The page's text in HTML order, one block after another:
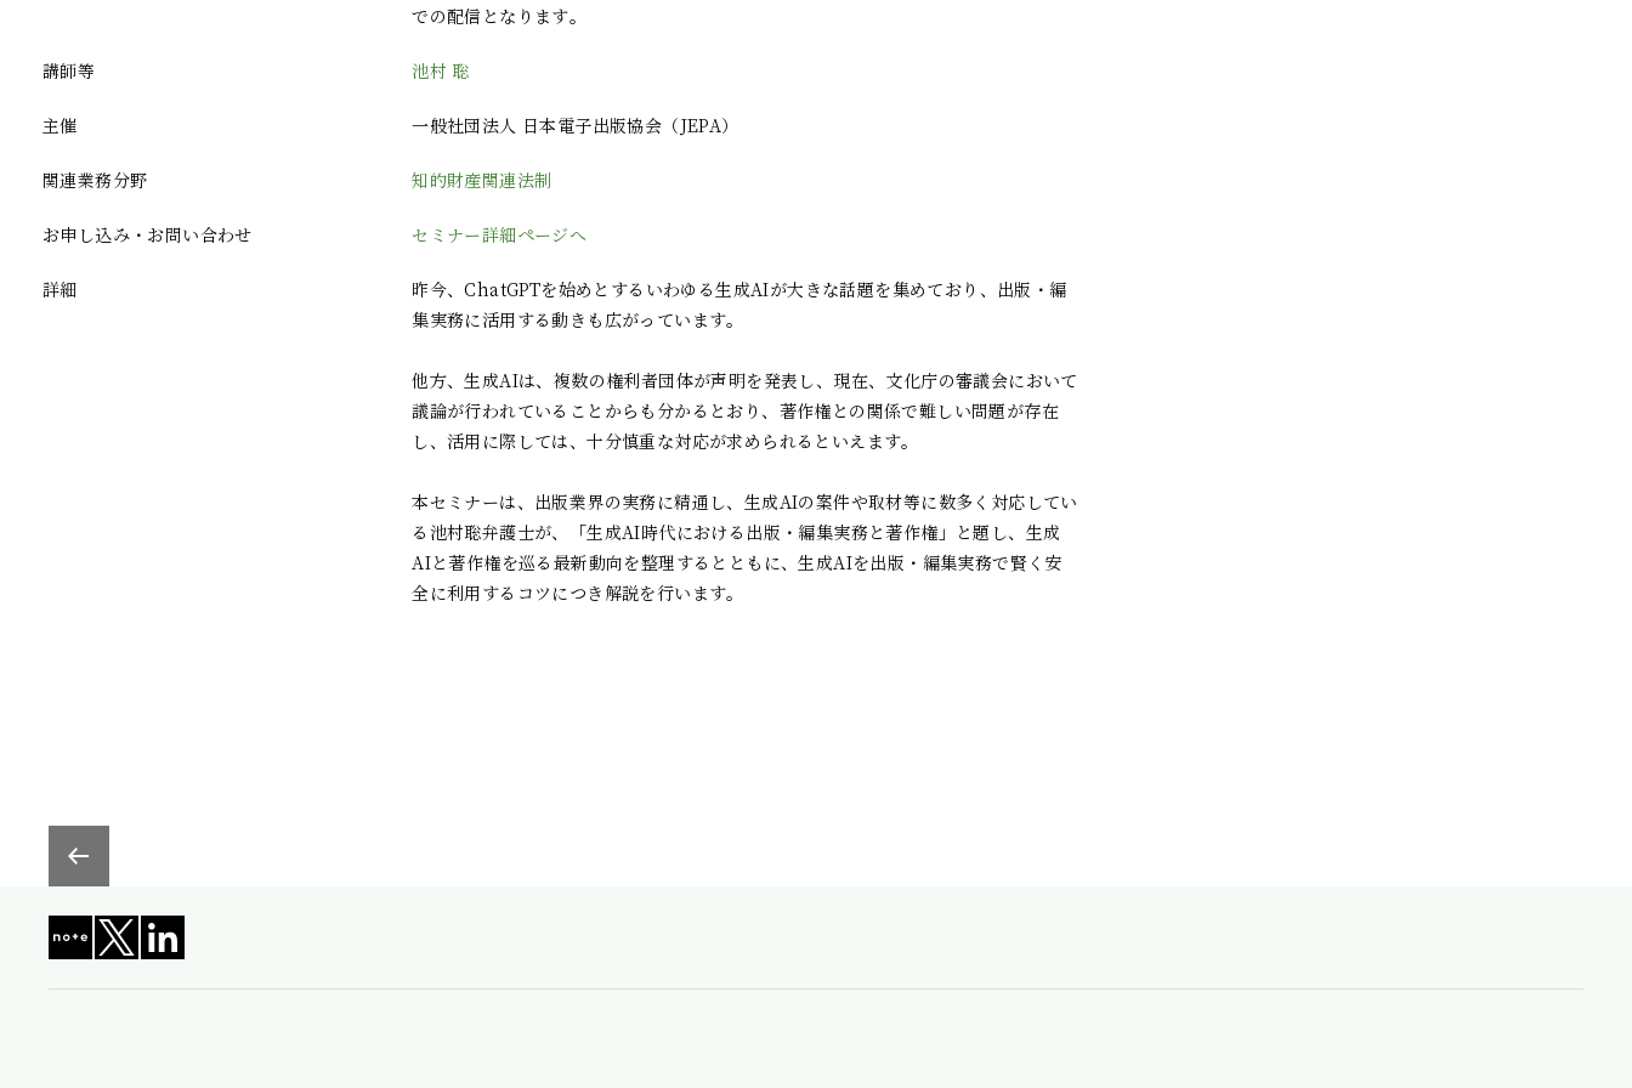
での配信となります。
講師等 池村 聡
主催 一般社団法人 日本電子出版協会（JEPA）
関連業務分野 知的財産関連法制
お申し込み・お問い合わせ セミナー詳細ページへ
詳細
昨今、ChatGPTを始めとするいわゆる生成AIが大きな話題を集めており、出版・編
集実務に活用する動きも広がっています。
他方、生成AIは、複数の権利者団体が声明を発表し、現在、文化庁の審議会において
議論が行われていることからも分かるとおり、著作権との関係で難しい問題が存在
し、活用に際しては、十分慎重な対応が求められるといえます。
本セミナーは、出版業界の実務に精通し、生成AIの案件や取材等に数多く対応してい
る池村聡弁護士が、「生成AI時代における出版・編集実務と著作権」と題し、生成
AIと著作権を巡る最新動向を整理するとともに、生成AIを出版・編集実務で賢く安